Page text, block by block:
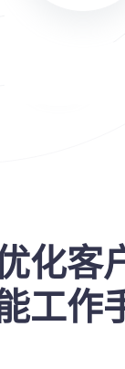
化客
工作